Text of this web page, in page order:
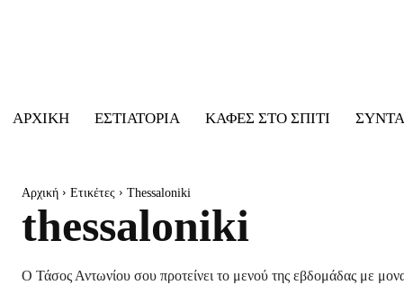
ΑΡΧΙΚΉ ΕΣΤΙΑΤΌΡΙΑ ΚΑΦΈΣ ΣΤΟ ΣΠΊΤΙ
Αρχική Ετικέτες Thessaloniki
thessaloniki
Ο Τάσος Αντωνίου σου προτείνει το μενού της εβδομάδας με